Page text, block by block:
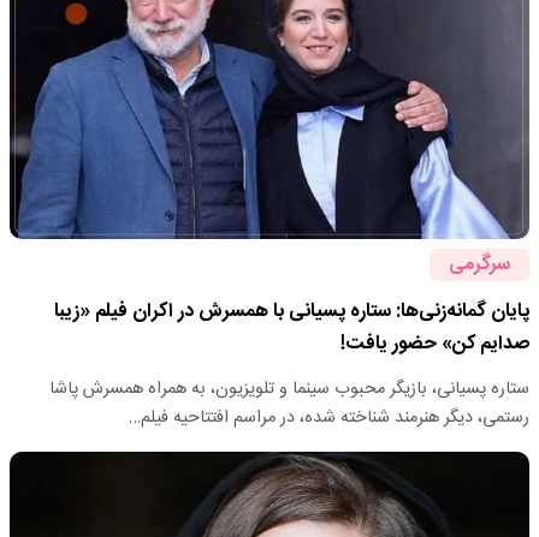
سرگرمی
پایان گمانه‌زنی‌ها: ستاره پسیانی با همسرش در اکران فیلم «زیبا
صدایم کن» حضور یافت!
ستاره پسیانی، بازیگر محبوب سینما و تلویزیون، به همراه همسرش پاشا
رستمی، دیگر هنرمند شناخته شده، در مراسم افتتاحیه فیلم…